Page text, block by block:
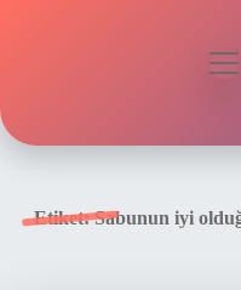
Etiket:Sabunun iyi